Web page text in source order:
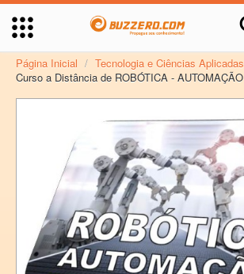
Página Inicial / Tecnologia e Ciências Aplicadas
Curso a Distância de ROBÓTICA - AUTOMAÇÃO